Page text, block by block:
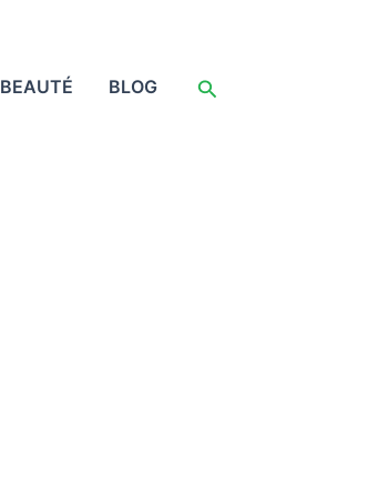
BEAUTÉ BLOG Rechercher